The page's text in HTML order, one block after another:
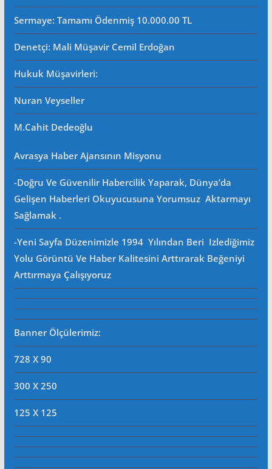
Sermaye: Tamamı Ödenmiş 10.000.00 TL
Denetçi: Mali Müşavir Cemil Erdoğan
Hukuk Müşavirleri:
Nuran Veyseller
M.Cahit Dedeoğlu
Avrasya Haber Ajansının Misyonu
-Doğru Ve Güvenilir Habercilik Yaparak, Dünya’da
Gelişen Haberleri Okuyucusuna Yorumsuz Aktarmayı
Sağlamak .
-Yeni Sayfa Düzenimizle 1994 Yılından Beri Izlediğimiz
Yolu Görüntü Ve Haber Kalitesini Arttırarak Beğeniyi
Arttırmaya Çalışıyoruz
Banner Ölçülerimiz:
728 X 90
300 X 250
125 X 125